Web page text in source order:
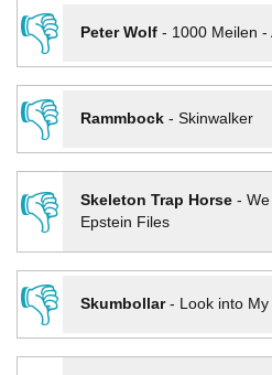
👎
Peter Wolf- 1000 Meilen -
👎
Rammbock- Skinwalker
👎
Skeleton Trap Horse-
Epstein Files
👎
Skumbollar- Look into My